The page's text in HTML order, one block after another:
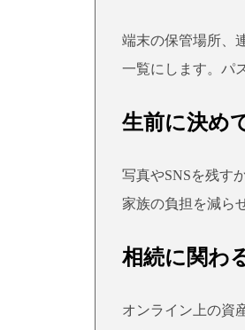
端末の保管場所、
一覧にします。パ
生前に決め
写真やSNSを残す
家族の負担を減ら
相続に関わ
オンライン上の資